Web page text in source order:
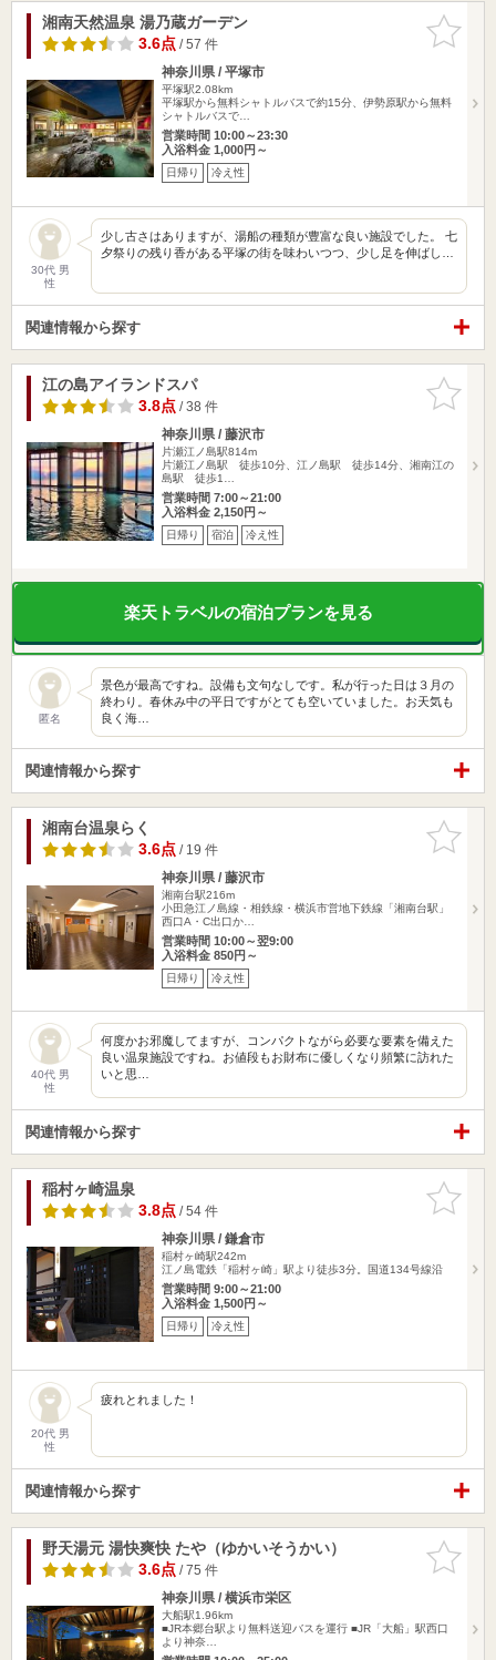
お気に入
りに追加
湘南天然温泉 湯乃蔵ガーデン
3.6点/ 57 件
神奈川県 / 平塚市
平塚駅2.08km
平塚駅から無料シャトルバスで約15分、伊勢原駅から無料
シャトルバスで…
営業時間 10:00～23:30
入浴料金 1,000円～
日帰り 冷え性
30代 男
性
少し古さはありますが、湯船の種類が豊富な良い施設でした。 七
夕祭りの残り香がある平塚の街を味わいつつ、少し足を伸ばし…
関連情報から探す
お気に入
りに追加
江の島アイランドスパ
3.8点/ 38 件
神奈川県 / 藤沢市
片瀬江ノ島駅814m
片瀬江ノ島駅 徒歩10分、江ノ島駅 徒歩14分、湘南江の
島駅 徒歩1…
営業時間 7:00～21:00
入浴料金 2,150円～
日帰り 宿泊 冷え性
楽天トラベルの宿泊プランを見る
匿名
景色が最高ですね。設備も文句なしです。私が行った日は３月の
終わり。春休み中の平日ですがとても空いていました。お天気も
良く海…
関連情報から探す
お気に入
りに追加
湘南台温泉らく
3.6点/ 19 件
神奈川県 / 藤沢市
湘南台駅216m
小田急江ノ島線・相鉄線・横浜市営地下鉄線「湘南台駅」
西口A・C出口か…
営業時間 10:00～翌9:00
入浴料金 850円～
日帰り 冷え性
40代 男
性
何度かお邪魔してますが、コンパクトながら必要な要素を備えた
良い温泉施設ですね。お値段もお財布に優しくなり頻繁に訪れた
いと思…
関連情報から探す
お気に入
りに追加
稲村ヶ崎温泉
3.8点/ 54 件
神奈川県 / 鎌倉市
稲村ヶ崎駅242m
江ノ島電鉄「稲村ヶ崎」駅より徒歩3分。国道134号線沿
営業時間 9:00～21:00
入浴料金 1,500円～
日帰り 冷え性
20代 男
性
疲れとれました！
関連情報から探す
お気に入
りに追加
野天湯元 湯快爽快 たや（ゆかいそうかい）
3.6点/ 75 件
神奈川県 / 横浜市栄区
大船駅1.96km
■JR本郷台駅より無料送迎バスを運行 ■JR「大船」駅西口
より神奈…